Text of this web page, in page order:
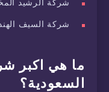
شركة السيف
ما هي اكبر
السعودية؟